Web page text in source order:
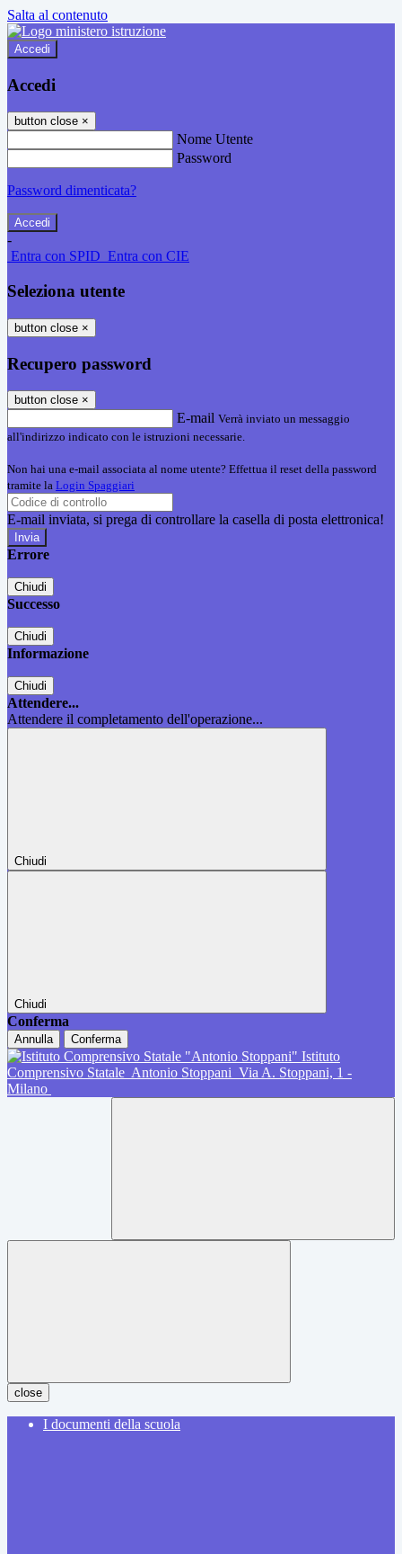
Salta al contenuto
Accedi
Accedi
button close ×
Nome Utente
Password
Password dimenticata?
-
Entra con SPID Entra con CIE
Seleziona utente
button close ×
Recupero password
button close ×
E-mail Verrà inviato un messaggio
all'indirizzo indicato con le istruzioni necessarie.
Non hai una e-mail associata al nome utente? Effettua il reset della password
tramite la Login Spaggiari
E-mail inviata, si prega di controllare la casella di posta elettronica!
Errore
Chiudi
Successo
Chiudi
Informazione
Chiudi
Attendere...
Attendere il completamento dell'operazione...
Chiudi
Chiudi
Conferma
Annulla Conferma
Istituto
Comprensivo Statale Antonio Stoppani Via A. Stoppani, 1 -
Milano
close
I documenti della scuola